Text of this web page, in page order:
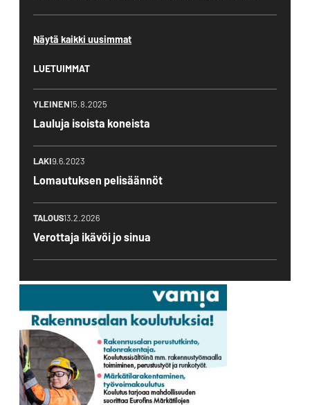
Näytä kaikki uusimmat
LUETUIMMAT
YLEINEN15.8.2025
Lauluja isoista koneista
LAKI9.6.2023
Lomautuksen pelisäännöt
TALOUS13.2.2026
Verottaja ikävöi jo sinua